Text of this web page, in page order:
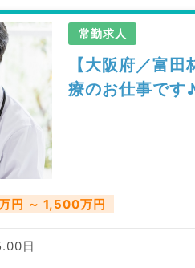
常勤求人
【大阪府／富
療のお仕事です
円 ～ 1,500万円
日